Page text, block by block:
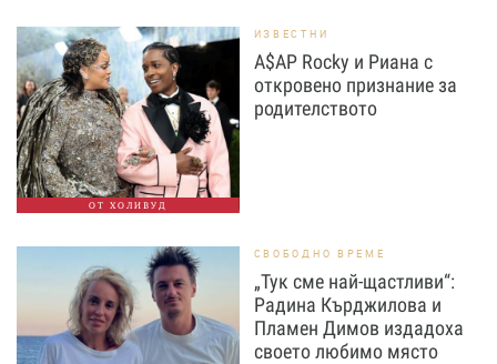
ОТ ХОЛИВУД
ИЗВЕСТНИ
A$AP Rocky и Риана с
откровено признание за
родителството
СВОБОДНО ВРЕМЕ
„Тук сме най-щастливи“:
Радина Кърджилова и
Пламен Димов издадоха
своето любимо място